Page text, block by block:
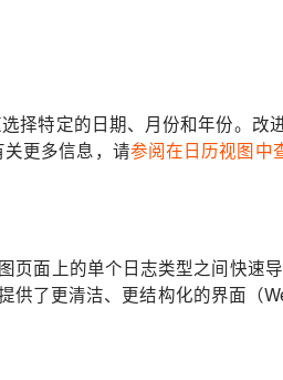
择特定的日期、月份和年份。改
更多信息，请参阅在日历视图中
页面上的单个日志类型之间快速
供了更清洁、更结构化的界面（